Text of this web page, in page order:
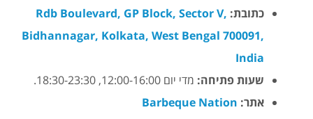
כתובת: Rdb Boulevard, GP Block, Sector V,
Bidhannagar, Kolkata, West Bengal 700091,
India
שעות פתיחה: מדי יום 12:00-16:00, 18:30-23:30.
אתר: Barbeque Nation